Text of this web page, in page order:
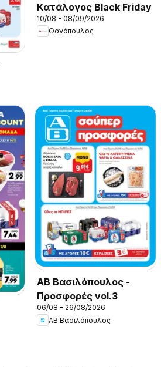
Kατάλογος Black Friday
10/08 - 08/09/2026
Θανόπουλος
ΑΒ Βασιλόπουλος -
Προσφορές vol.3
06/08 - 26/08/2026
ΑΒ Βασιλόπουλος